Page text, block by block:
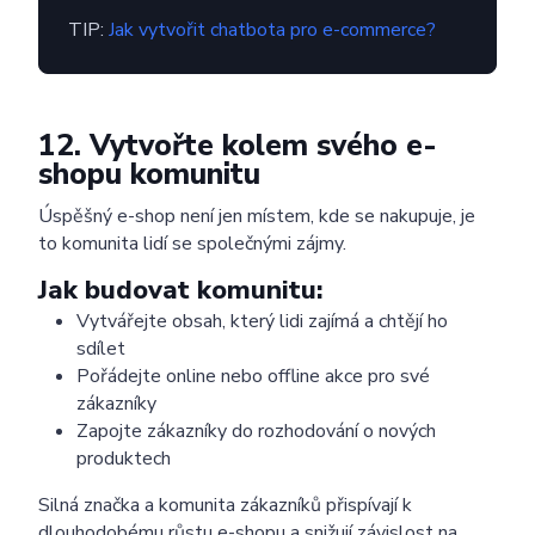
TIP: Jak vytvořit chatbota pro e-commerce?
12. Vytvořte kolem svého e-
shopu komunitu
Úspěšný e-shop není jen místem, kde se nakupuje, je
to komunita lidí se společnými zájmy.
Jak budovat komunitu:
Vytvářejte obsah, který lidi zajímá a chtějí ho
sdílet
Pořádejte online nebo offline akce pro své
zákazníky
Zapojte zákazníky do rozhodování o nových
produktech
Silná značka a komunita zákazníků přispívají k